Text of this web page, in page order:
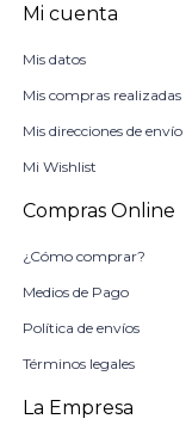
Mi cuenta
Mis datos
Mis compras realizadas
Mis direcciones de envío
Mi Wishlist
Compras Online
¿Cómo comprar?
Medios de Pago
Política de envíos
Términos legales
La Empresa